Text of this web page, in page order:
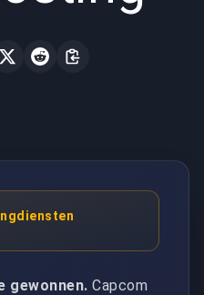
gewonnen. Capcom